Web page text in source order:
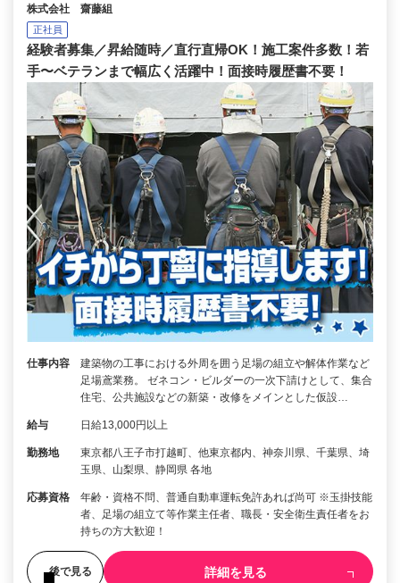
株式会社 齋藤組
正社員
経験者募集／昇給随時／直行直帰OK！施工案件多数！若
手〜ベテランまで幅広く活躍中！面接時履歴書不要！
仕事内容
建築物の工事における外周を囲う足場の組立や解体作業など
足場鳶業務。 ゼネコン・ビルダーの一次下請けとして、集合
住宅、公共施設などの新築・改修をメインとした仮設…
給与 日給13,000円以上
勤務地
東京都八王子市打越町、他東京都内、神奈川県、千葉県、埼
玉県、山梨県、静岡県 各地
応募資格
年齢・資格不問、普通自動車運転免許あれば尚可 ※玉掛技能
者、足場の組立て等作業主任者、職長・安全衛生責任者をお
持ちの方大歓迎！
後で見る 詳細を見る